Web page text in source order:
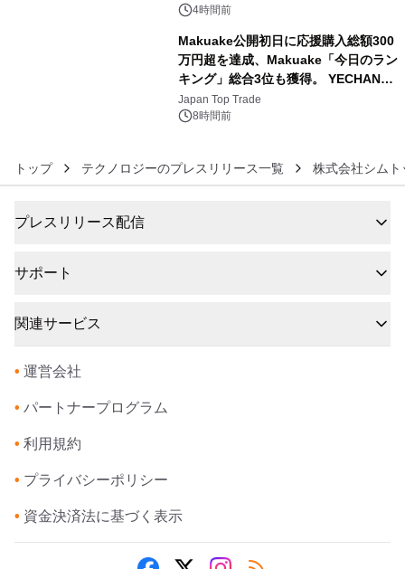
4時間前
Makuake公開初日に応援購入総額300
万円超を達成、Makuake「今日のラン
キング」総合3位も獲得。 YECHAN音
浴シンギングボウル第2弾の大型サイ
ズ（XL・2XL・3XL）を先行販売中
Japan Top Trade
8時間前
トップ テクノロジーのプレスリリース一覧 株式会社シムト
プレスリリース配信
サポート
関連サービス
• 運営会社
• パートナープログラム
• 利用規約
• プライバシーポリシー
• 資金決済法に基づく表示